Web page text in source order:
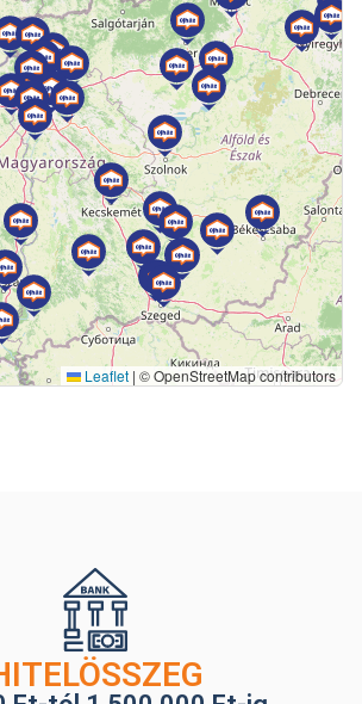
Leaflet | © OpenStreetMap contributors